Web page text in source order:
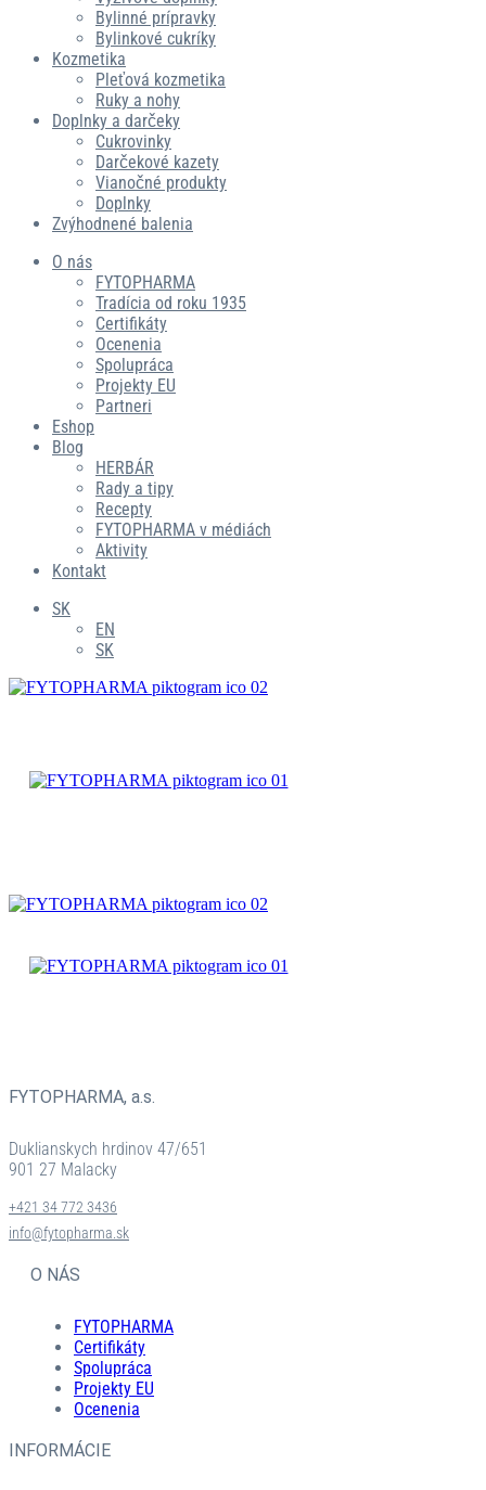
Bylinné prípravky
Bylinkové cukríky
Kozmetika
Pleťová kozmetika
Ruky a nohy
Doplnky a darčeky
Cukrovinky
Darčekové kazety
Vianočné produkty
Doplnky
Zvýhodnené balenia
O nás
FYTOPHARMA
Tradícia od roku 1935
Certifikáty
Ocenenia
Spolupráca
Projekty EU
Partneri
Eshop
Blog
HERBÁR
Rady a tipy
Recepty
FYTOPHARMA v médiách
Aktivity
Kontakt
SK
EN
SK
FYTOPHARMA, a.s.
Duklianskych hrdinov 47/651
901 27 Malacky
+421 34 772 3436
info@fytopharma.sk
O NÁS
FYTOPHARMA
Certifikáty
Spolupráca
Projekty EU
Ocenenia
INFORMÁCIE